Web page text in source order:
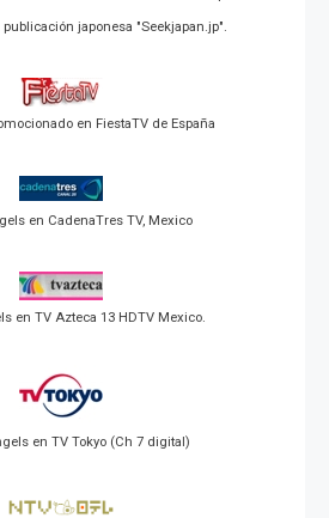
publicación japonesa "Seekjapan.jp".
en FiestaTV de España
en CadenaTres TV, Mexico
en TV Azteca 13 HDTV Mexico.
en TV Tokyo (Ch 7 digital)